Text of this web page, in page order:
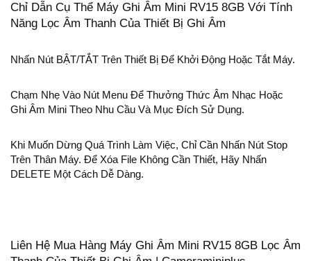
Chỉ Dẫn Cụ Thể Máy Ghi Âm Mini RV15 8GB Với Tính
Năng Lọc Âm Thanh Của Thiết Bị Ghi Âm
Nhấn Nút BẬT/TẮT Trên Thiết Bị Để Khởi Động Hoặc Tắt Máy.
Chạm Nhẹ Vào Nút Menu Để Thưởng Thức Âm Nhạc Hoặc
Ghi Âm Mini Theo Nhu Cầu Và Mục Đích Sử Dụng.
Khi Muốn Dừng Quá Trình Làm Việc, Chỉ Cần Nhấn Nút Stop
Trên Thân Máy. Để Xóa File Không Cần Thiết, Hãy Nhấn
DELETE Một Cách Dễ Dàng.
Liên Hệ Mua Hàng Máy Ghi Âm Mini RV15 8GB Lọc Âm